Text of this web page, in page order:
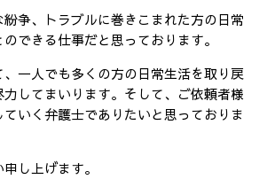
争、トラブルに巻きこまれた方の日常
できる仕事だと思っております。
一人でも多くの方の日常生活を取り戻
してまいります。そして、ご依頼者様
いく弁護士でありたいと思っておりま
し上げます。